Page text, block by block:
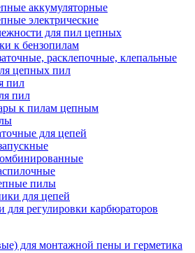
аккумуляторные
электрические
для пил цепных
к бензопилам
расклепочные, клепальные
цепных пил
пил
пил
к пилам цепным
для цепей
пилы
для цепей
для регулировки карбюраторов
для монтажной пены и герметика